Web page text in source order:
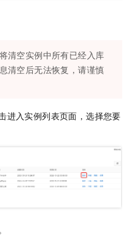
清空实例中所有已经入库
清空后无法恢复，请谨慎
进入实例列表页面，选择您要